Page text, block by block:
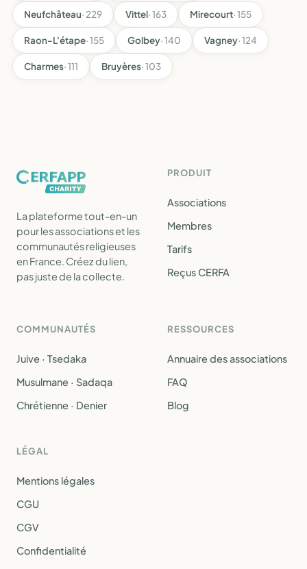
Neufchâteau· 229 Vittel· 163 Mirecourt· 155
Raon-L'étape· 155 Golbey· 140 Vagney· 124
Charmes· 111 Bruyères· 103
La plateforme tout-en-un
pour les associations et les
communautés religieuses
en France. Créez du lien,
pas juste de la collecte.
PRODUIT
Associations
Membres
Tarifs
Reçus CERFA
COMMUNAUTÉS
Juive · Tsedaka
Musulmane · Sadaqa
Chrétienne · Denier
RESSOURCES
Annuaire des associations
FAQ
Blog
LÉGAL
Mentions légales
CGU
CGV
Confidentialité